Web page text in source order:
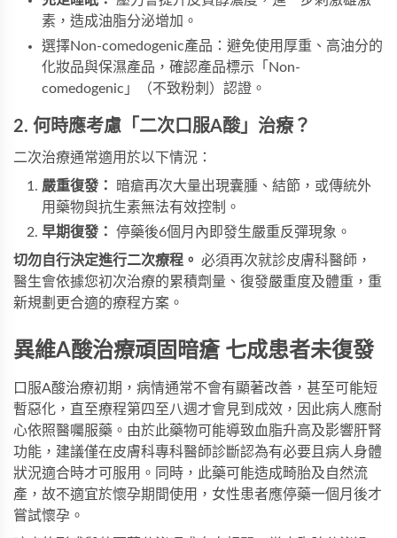
素，造成油脂分泌增加。
選擇Non-comedogenic產品：避免使用厚重、高油分的
化妝品與保濕產品，確認產品標示「Non-
comedogenic」（不致粉刺）認證。
2. 何時應考慮「二次口服A酸」治療？
二次治療通常適用於以下情況：
嚴重復發：
暗瘡再次大量出現囊腫、結節，或傳統外
用藥物與抗生素無法有效控制。
早期復發：
停藥後6個月內即發生嚴重反彈現象。
切勿自行決定進行二次療程。 必須再次就診皮膚科醫師，
醫生會依據您初次治療的累積劑量、復發嚴重度及體重，重
新規劃更合適的療程方案。
異維A酸治療頑固暗瘡 七成患者未復發
口服A酸治療初期，病情通常不會有顯著改善，甚至可能短
暫惡化，直至療程第四至八週才會見到成效，因此病人應耐
心依照醫囑服藥。由於此藥物可能導致血脂升高及影響肝腎
功能，建議僅在皮膚科專科醫師診斷認為有必要且病人身體
狀況適合時才可服用。同時，此藥可能造成畸胎及自然流
產，故不適宜於懷孕期間使用，女性患者應停藥一個月後才
嘗試懷孕。